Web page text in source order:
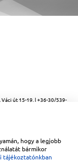
,Váci út 15-19. | +36-30/539-
hogy a legjobb
bármikor
tájékoztatónkban